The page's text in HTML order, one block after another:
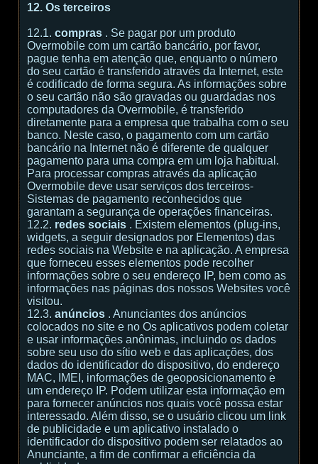
12. Os terceiros
12.1. compras . Se pagar por um produto
Overmobile com um cartão bancário, por favor,
pague tenha em atenção que, enquanto o número
do seu cartão é transferido através da Internet, este
é codificado de forma segura. As informações sobre
o seu cartão não são gravadas ou guardadas nos
computadores da Overmobile, é transferido
diretamente para a empresa que trabalha com o seu
banco. Neste caso, o pagamento com um cartão
bancário na Internet não é diferente de qualquer
pagamento para uma compra em um loja habitual.
Para processar compras através da aplicação
Overmobile deve usar serviços dos terceiros-
Sistemas de pagamento reconhecidos que
garantam a segurança de operações financeiras.
12.2. redes sociais . Existem elementos (plug-ins,
widgets, a seguir designados por Elementos) das
redes sociais na Website e na aplicação. A empresa
que forneceu esses elementos pode recolher
informações sobre o seu endereço IP, bem como as
informações nas páginas dos nossos Websites você
visitou.
12.3. anúncios . Anunciantes dos anúncios
colocados no site e no Os aplicativos podem coletar
e usar informações anônimas, incluindo os dados
sobre seu uso do sítio web e das aplicações, dos
dados do identificador do dispositivo, do endereço
MAC, IMEI, informações de geoposicionamento e
um endereço IP. Podem utilizar esta informação em
para fornecer anúncios nos quais você possa estar
interessado. Além disso, se o usuário clicou um link
de publicidade e um aplicativo instalado o
identificador do dispositivo podem ser relatados ao
Anunciante, a fim de confirmar a eficiência da